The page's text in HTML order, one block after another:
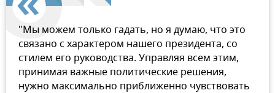
"Мы можем только гадать, но я думаю, что это
связано с характером нашего президента, со
стилем его руководства. Управляя всем этим,
принимая важные политические решения,
нужно максимально приближенно чувствовать